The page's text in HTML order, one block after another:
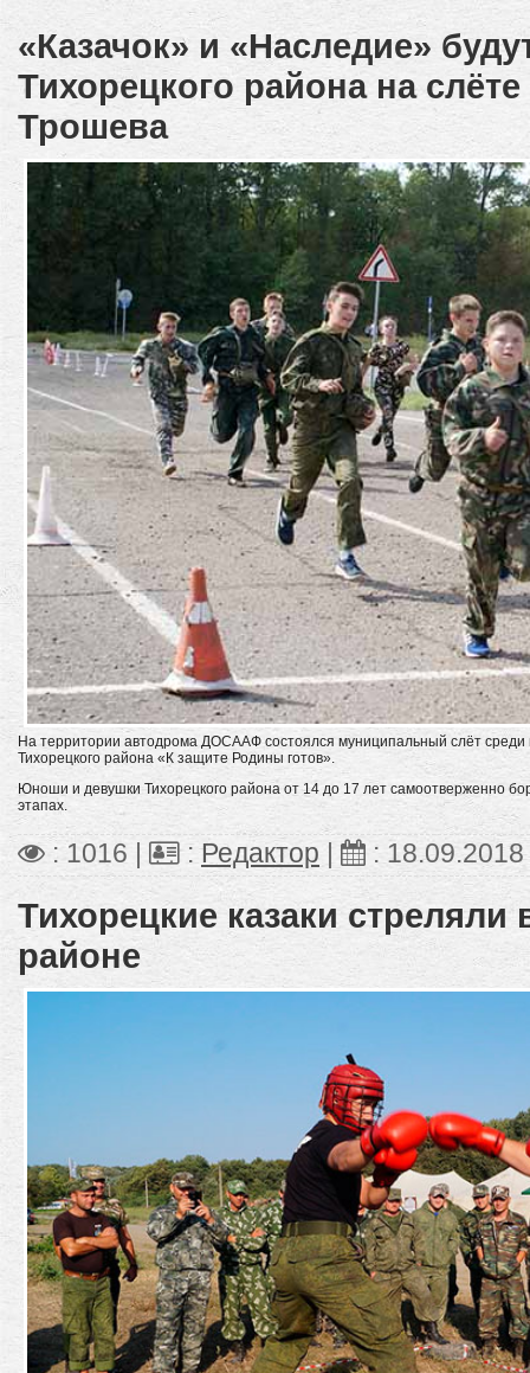
«Казачок» и «Наследие»
Тихорецкого района на
Трошева
На территории автодрома ДОСААФ состоялся муниципальный слёт среди
Тихорецкого района «К защите Родины готов».
Юноши и девушки Тихорецкого района от 14 до 17 лет самоотверженно
этапах.
: 1016 | : Редактор : 18.09.2018
Тихорецкие казаки стреляли
районе